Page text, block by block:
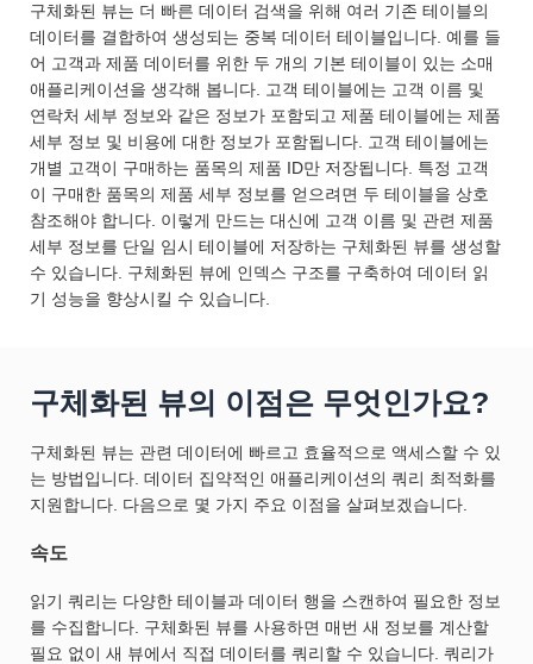
구체화된 뷰는 더 빠른 데이터 검색을 위해 여러 기존 테이블의
데이터를 결합하여 생성되는 중복 데이터 테이블입니다. 예를 들
어 고객과 제품 데이터를 위한 두 개의 기본 테이블이 있는 소매
애플리케이션을 생각해 봅니다. 고객 테이블에는 고객 이름 및
연락처 세부 정보와 같은 정보가 포함되고 제품 테이블에는 제품
세부 정보 및 비용에 대한 정보가 포함됩니다. 고객 테이블에는
개별 고객이 구매하는 품목의 제품 ID만 저장됩니다. 특정 고객
이 구매한 품목의 제품 세부 정보를 얻으려면 두 테이블을 상호
참조해야 합니다. 이렇게 만드는 대신에 고객 이름 및 관련 제품
세부 정보를 단일 임시 테이블에 저장하는 구체화된 뷰를 생성할
수 있습니다. 구체화된 뷰에 인덱스 구조를 구축하여 데이터 읽
기 성능을 향상시킬 수 있습니다.
구체화된 뷰의 이점은 무엇인가요?
구체화된 뷰는 관련 데이터에 빠르고 효율적으로 액세스할 수 있
는 방법입니다. 데이터 집약적인 애플리케이션의 쿼리 최적화를
지원합니다. 다음으로 몇 가지 주요 이점을 살펴보겠습니다.
속도
읽기 쿼리는 다양한 테이블과 데이터 행을 스캔하여 필요한 정보
를 수집합니다. 구체화된 뷰를 사용하면 매번 새 정보를 계산할
필요 없이 새 뷰에서 직접 데이터를 쿼리할 수 있습니다. 쿼리가